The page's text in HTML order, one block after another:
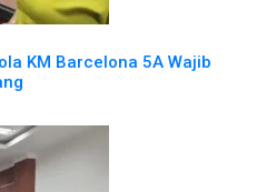
KM Barcelona 5A Wajib